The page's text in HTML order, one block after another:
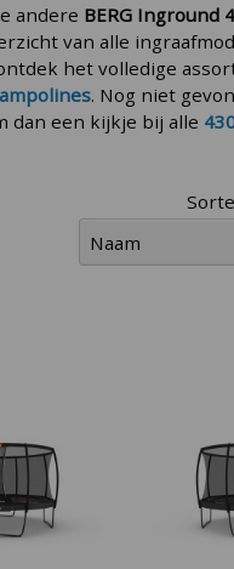
andere BERG Inground
van alle
het volledige
. Nog niet
dan een kijkje bij alle